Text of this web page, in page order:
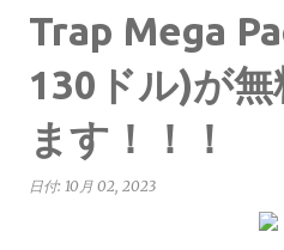
Trap Mega
130ドル)が無
ます！！！
日付: 10月 02, 2023